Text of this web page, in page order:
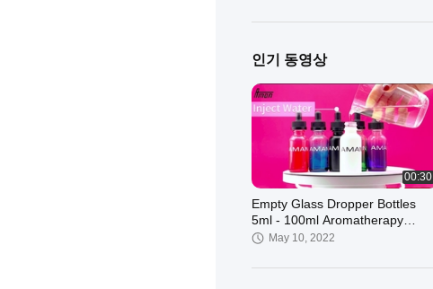
인기 동영상
00:30
Empty Glass Dropper Bottles
5ml - 100ml Aromatherapy
Screw Cap
May 10, 2022